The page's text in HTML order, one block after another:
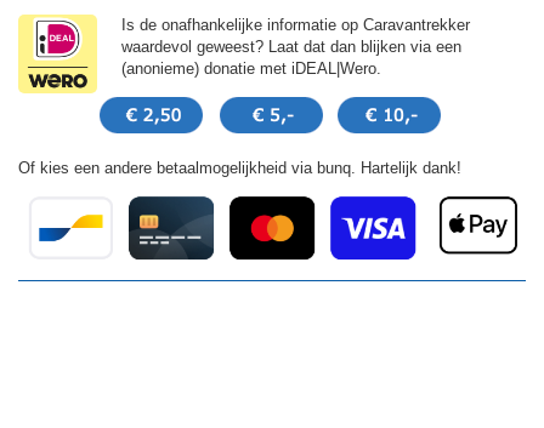
Is de onafhankelijke informatie op Caravantrekker
waardevol geweest? Laat dat dan blijken via een
(anonieme) donatie met iDEAL|Wero.
Of kies een andere betaalmogelijkheid via bunq. Hartelijk dank!